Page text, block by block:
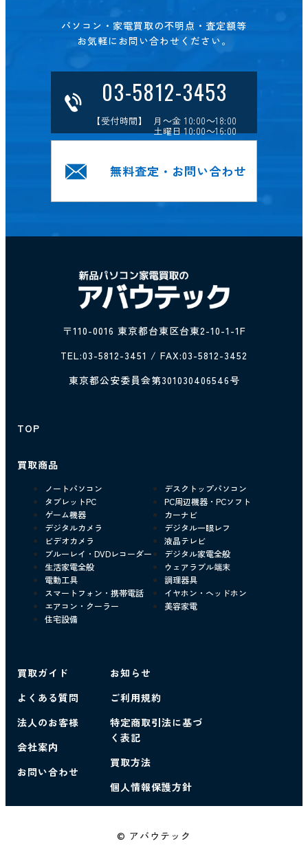
パソコン・家電買取の不明点・査定額等
お気軽にお問い合わせください。
03-5812-3453
【受付時間】 月～金 10:00～18:00
土曜日 10:00～16:00
無料査定・お問い合わせ
〒110-0016 東京都台東区台東2-10-1-1F
TEL:03-5812-3451 / FAX:03-5812-3452
東京都公安委員会第301030406546号
TOP
買取商品
ノートパソコン
デスクトップパソコン
タブレットPC
PC周辺機器・PCソフト
ゲーム機器
カーナビ
デジタルカメラ
デジタル一眼レフ
ビデオカメラ
液晶テレビ
ブルーレイ・DVDレコーダー
デジタル家電全般
生活家電全般
ウェアラブル端末
電動工具
調理器具
スマートフォン・携帯電話
イヤホン・ヘッドホン
エアコン・クーラー
美容家電
住宅設備
買取ガイド
よくある質問
法人のお客様
会社案内
お問い合わせ
お知らせ
ご利用規約
特定商取引法に基づ
く表記
買取方法
個人情報保護方針
© アバウテック